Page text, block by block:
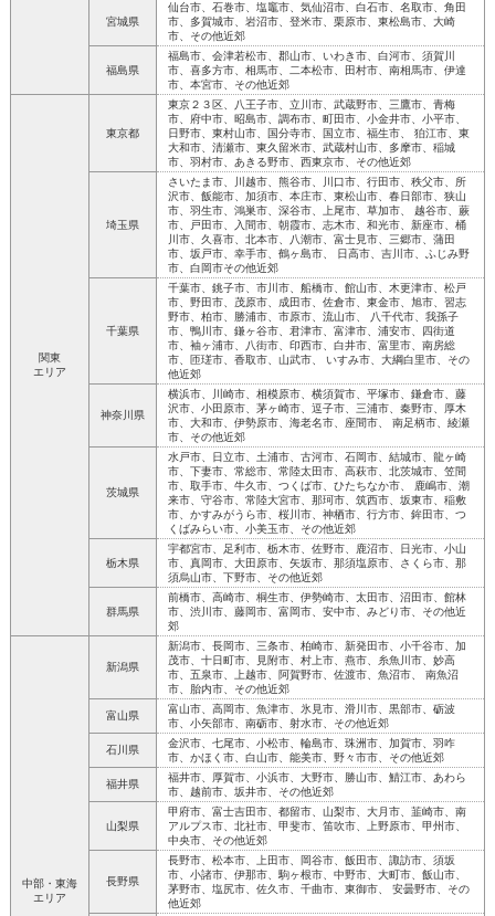
宮城県
仙台市、石巻市、塩竈市、気仙沼市、白石市、名取市、角田
市、多賀城市、岩沼市、登米市、栗原市、東松島市、大崎
市、その他近郊
福島県
福島市、会津若松市、郡山市、いわき市、白河市、須賀川
市、喜多方市、相馬市、二本松市、田村市、南相馬市、伊達
市、本宮市、その他近郊
関東
エリア
東京都
東京２３区、八王子市、立川市、武蔵野市、三鷹市、青梅
市、府中市、昭島市、調布市、町田市、小金井市、小平市、
日野市、東村山市、国分寺市、国立市、福生市、 狛江市、東
大和市、清瀬市、東久留米市、武蔵村山市、多摩市、稲城
市、羽村市、あきる野市、西東京市、その他近郊
埼玉県
さいたま市、川越市、熊谷市、川口市、行田市、秩父市、所
沢市、飯能市、加須市、本庄市、東松山市、春日部市、狭山
市、羽生市、鴻巣市、深谷市、上尾市、草加市、 越谷市、蕨
市、戸田市、入間市、朝霞市、志木市、和光市、新座市、桶
川市、久喜市、北本市、八潮市、富士見市、三郷市、蒲田
市、坂戸市、幸手市、鶴ヶ島市、 日高市、吉川市、ふじみ野
市、白岡市その他近郊
千葉県
千葉市、銚子市、市川市、船橋市、館山市、木更津市、松戸
市、野田市、茂原市、成田市、佐倉市、東金市、旭市、習志
野市、柏市、勝浦市、市原市、流山市、 八千代市、我孫子
市、鴨川市、鎌ヶ谷市、君津市、富津市、浦安市、四街道
市、袖ヶ浦市、八街市、印西市、白井市、富里市、南房総
市、匝瑳市、香取市、山武市、 いすみ市、大綱白里市、その
他近郊
神奈川県
横浜市、川崎市、相模原市、横須賀市、平塚市、鎌倉市、藤
沢市、小田原市、茅ヶ崎市、逗子市、三浦市、秦野市、厚木
市、大和市、伊勢原市、海老名市、座間市、 南足柄市、綾瀬
市、その他近郊
茨城県
水戸市、日立市、土浦市、古河市、石岡市、結城市、龍ヶ崎
市、下妻市、常総市、常陸太田市、高萩市、北茨城市、笠間
市、取手市、牛久市、つくば市、ひたちなか市、 鹿嶋市、潮
来市、守谷市、常陸大宮市、那珂市、筑西市、坂東市、稲敷
市、かすみがうら市、桜川市、神栖市、行方市、鉾田市、つ
くばみらい市、小美玉市、その他近郊
栃木県
宇都宮市、足利市、栃木市、佐野市、鹿沼市、日光市、小山
市、真岡市、大田原市、矢坂市、那須塩原市、さくら市、那
須烏山市、下野市、その他近郊
群馬県
前橋市、高崎市、桐生市、伊勢崎市、太田市、沼田市、館林
市、渋川市、藤岡市、富岡市、安中市、みどり市、その他近
郊
中部・東海
エリア
新潟県
新潟市、長岡市、三条市、柏崎市、新発田市、小千谷市、加
茂市、十日町市、見附市、村上市、燕市、糸魚川市、妙高
市、五泉市、上越市、阿賀野市、佐渡市、魚沼市、 南魚沼
市、胎内市、その他近郊
富山県
富山市、高岡市、魚津市、氷見市、滑川市、黒部市、砺波
市、小矢部市、南砺市、射水市、その他近郊
石川県
金沢市、七尾市、小松市、輪島市、珠洲市、加賀市、羽咋
市、かほく市、白山市、能美市、野々市市、その他近郊
福井県
福井市、厚賀市、小浜市、大野市、勝山市、鯖江市、あわら
市、越前市、坂井市、その他近郊
山梨県
甲府市、富士吉田市、都留市、山梨市、大月市、韮崎市、南
アルプス市、北社市、甲斐市、笛吹市、上野原市、甲州市、
中央市、その他近郊
長野県
長野市、松本市、上田市、岡谷市、飯田市、諏訪市、須坂
市、小諸市、伊那市、駒ヶ根市、中野市、大町市、飯山市、
茅野市、塩尻市、佐久市、千曲市、東御市、 安曇野市、その
他近郊